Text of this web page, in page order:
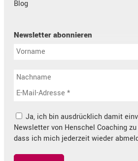
Blog
Newsletter abonnieren
Ja, ich bin ausdrücklich damit
Newsletter von Henschel Coaching
dass ich mich jederzeit wieder